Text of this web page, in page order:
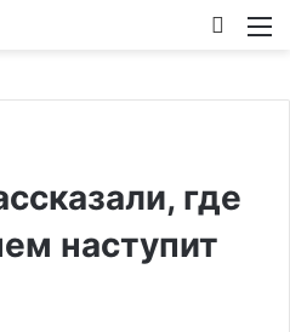
где
наступит